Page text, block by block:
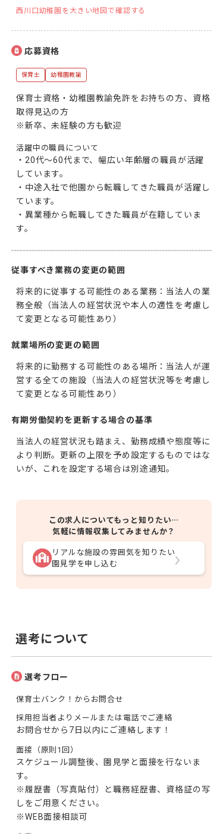
西川口幼稚園を大きい地図で確認する
応募資格
保育士 幼稚園教諭
保育士資格・幼稚園教諭免許をお持ちの方、資格
取得見込の方
※新卒、未経験の方も歓迎
活躍中の職員について
・20代～60代まで、幅広い年齢層の職員が活躍
しています。
・中途入社で他園から転職してきた職員が活躍し
ています。
・異業種から転職してきた職員が在籍していま
す。
従事すべき業務の変更の範囲
将来的に従事する可能性のある業務：当法人の業
務全般（当法人の経営状況や本人の適性を考慮し
て変更となる可能性あり）
就業場所の変更の範囲
将来的に勤務する可能性のある場所：当法人が運
営する全ての施設（当法人の経営状況等を考慮し
て変更となる可能性あり）
有期労働契約を更新する場合の基準
当法人の経営状況も踏まえ、勤務成績や態度等に
より判断。更新の上限を予め設定するものではな
いが、これを設定する場合は別途通知。
この求人についてもっと知りたい…
気軽に情報収集してみませんか？
リアルな施設の雰囲気を知りたい
園見学を申し込む
選考について
選考フロー
保育士バンク！からお問合せ
採用担当者よりメールまたは電話でご連絡
お問合せから7日以内にご連絡します！
面接（原則1回）
スケジュール調整後、園見学と面接を行ないま
す。
※履歴書（写真貼付）と職務経歴書、資格証の写
しをご用意ください。
※WEB面接相談可